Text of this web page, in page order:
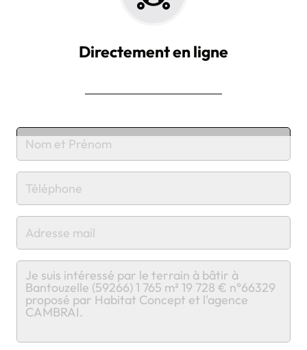
Directement en ligne